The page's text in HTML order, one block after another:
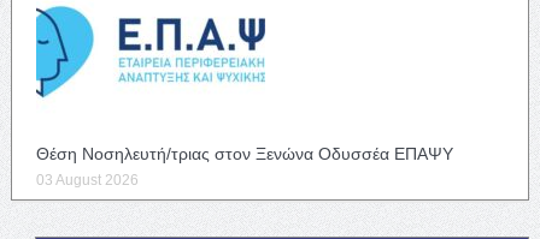
Θέση Νοσηλευτή/τριας στον Ξενώνα Οδυσσέα ΕΠΑΨΥ
03 August 2026